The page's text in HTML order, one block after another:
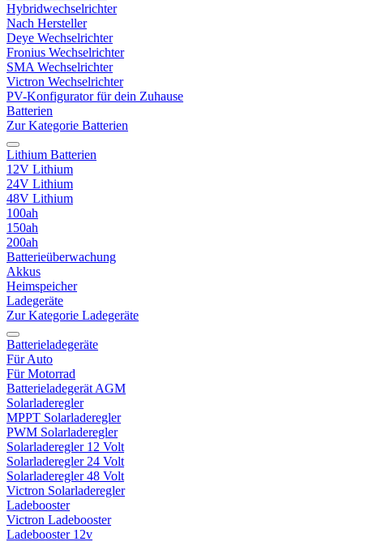
Hybridwechselrichter
Nach Hersteller
Deye Wechselrichter
Fronius Wechselrichter
SMA Wechselrichter
Victron Wechselrichter
PV-Konfigurator für dein Zuhause
Batterien
Zur Kategorie Batterien
Lithium Batterien
12V Lithium
24V Lithium
48V Lithium
100ah
150ah
200ah
Batterieüberwachung
Akkus
Heimspeicher
Ladegeräte
Zur Kategorie Ladegeräte
Batterieladegeräte
Für Auto
Für Motorrad
Batterieladegerät AGM
Solarladeregler
MPPT Solarladeregler
PWM Solarladeregler
Solarladeregler 12 Volt
Solarladeregler 24 Volt
Solarladeregler 48 Volt
Victron Solarladeregler
Ladebooster
Victron Ladebooster
Ladebooster 12v